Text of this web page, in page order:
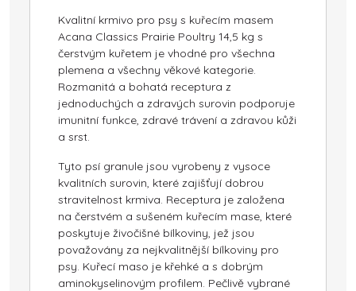
Kvalitní krmivo pro psy s kuřecím masem
Acana Classics Prairie Poultry 14,5 kg s
čerstvým kuřetem je vhodné pro všechna
plemena a všechny věkové kategorie.
Rozmanitá a bohatá receptura z
jednoduchých a zdravých surovin podporuje
imunitní funkce, zdravé trávení a zdravou kůži
a srst.
Tyto psí granule jsou vyrobeny z vysoce
kvalitních surovin, které zajišťují dobrou
stravitelnost krmiva. Receptura je založena
na čerstvém a sušeném kuřecím mase, které
poskytuje živočišné bílkoviny, jež jsou
považovány za nejkvalitnější bílkoviny pro
psy. Kuřecí maso je křehké a s dobrým
aminokyselinovým profilem. Pečlivě vybrané